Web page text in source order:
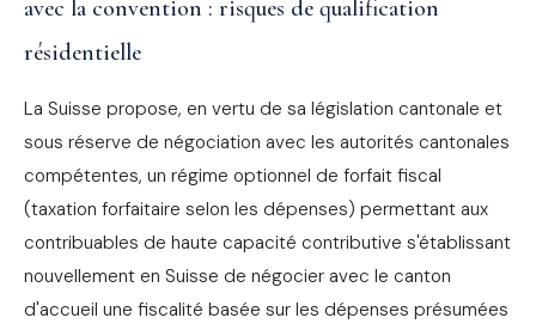
avec la convention : risques de qualification
résidentielle
La Suisse propose, en vertu de sa législation cantonale et
sous réserve de négociation avec les autorités cantonales
compétentes, un régime optionnel de forfait fiscal
(taxation forfaitaire selon les dépenses) permettant aux
contribuables de haute capacité contributive s'établissant
nouvellement en Suisse de négocier avec le canton
d'accueil une fiscalité basée sur les dépenses présumées